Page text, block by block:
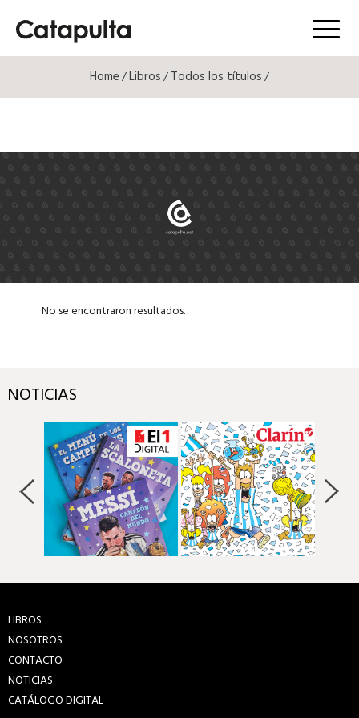
Menú
Home/Libros/Todos los títulos/
No se encontraron resultados.
NOTICIAS
LIBROS
NOSOTROS
CONTACTO
NOTICIAS
CATÁLOGO DIGITAL